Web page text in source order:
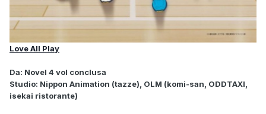
Love All Play
Da: Novel 4 vol conclusa
Studio: Nippon Animation (tazze), OLM (komi-san, ODDTAXI,
isekai ristorante)